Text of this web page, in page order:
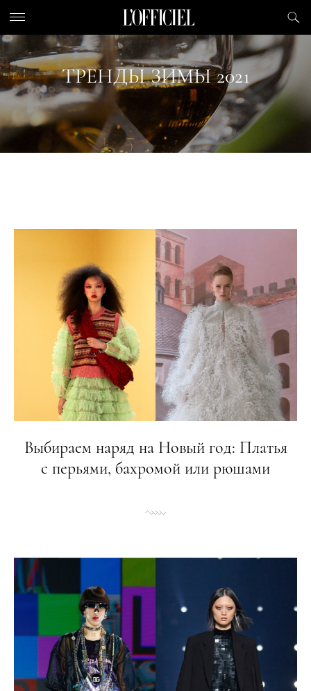
ТРЕНДЫ ЗИМЫ 2021
Выбираем наряд на Новый год: Платья
с перьями, бахромой или рюшами